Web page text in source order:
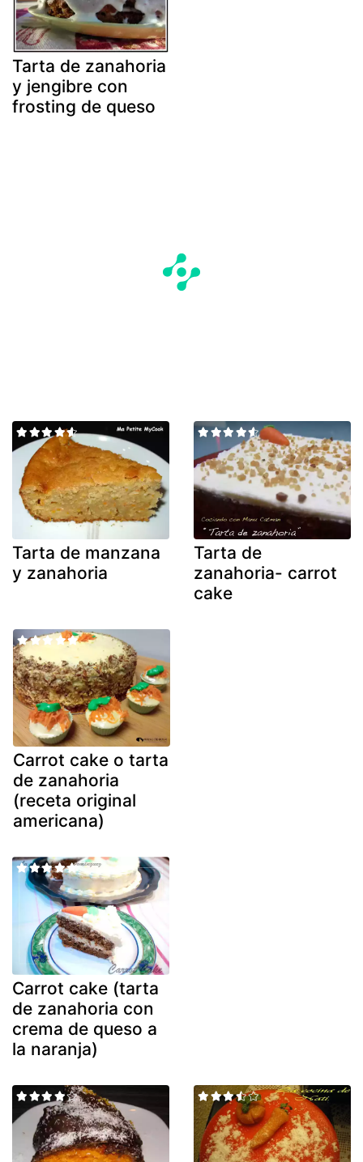
Tarta de zanahoria
y jengibre con
frosting de queso
Tarta de manzana
y zanahoria
Tarta de
zanahoria- carrot
cake
Carrot cake o tarta
de zanahoria
(receta original
americana)
Carrot cake (tarta
de zanahoria con
crema de queso a
la naranja)